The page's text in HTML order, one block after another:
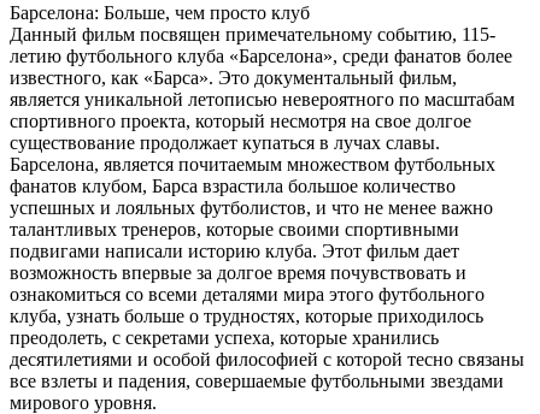
Барселона: Больше, чем просто клуб
Данный фильм посвящен примечательному событию, 115-
летию футбольного клуба «Барселона», среди фанатов более
известного, как «Барса». Это документальный фильм,
является уникальной летописью невероятного по масштабам
спортивного проекта, который несмотря на свое долгое
существование продолжает купаться в лучах славы.
Барселона, является почитаемым множеством футбольных
фанатов клубом, Барса взрастила большое количество
успешных и лояльных футболистов, и что не менее важно
талантливых тренеров, которые своими спортивными
подвигами написали историю клуба. Этот фильм дает
возможность впервые за долгое время почувствовать и
ознакомиться со всеми деталями мира этого футбольного
клуба, узнать больше о трудностях, которые приходилось
преодолеть, с секретами успеха, которые хранились
десятилетиями и особой философией с которой тесно связаны
все взлеты и падения, совершаемые футбольными звездами
мирового уровня.